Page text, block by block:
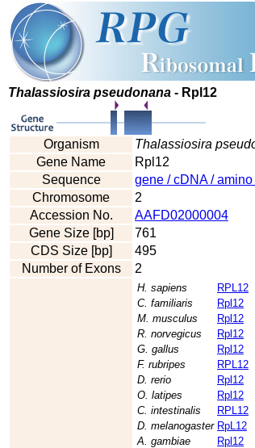
Thalassiosira pseudonana - Rpl12
Organism
Thalassiosira
Gene Name
Rpl12
Sequence
gene / cDNA / amino
Chromosome
2
Accession No.
AAFD02000004
Gene Size [bp]
761
CDS Size [bp]
495
Number of Exons
2
H. sapiens
RPL12
C. familiaris
Rpl12
M. musculus
Rpl12
R. norvegicus
Rpl12
G. gallus
Rpl12
F. rubripes
RPL12
D. rerio
Rpl12
O. latipes
Rpl12
C. intestinalis
RPL12
D. melanogaster RpL12
A. gambiae
Rpl12